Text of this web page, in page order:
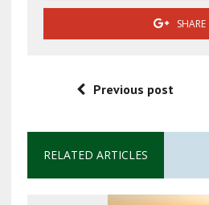
SHARE
Previous post
RELATED ARTICLES